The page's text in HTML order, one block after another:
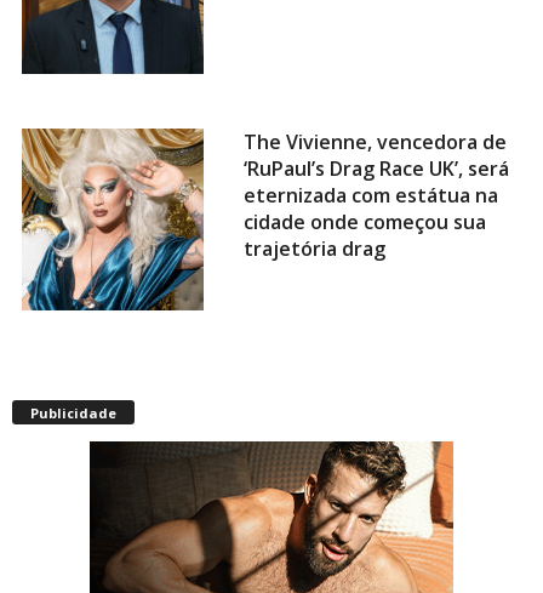
The Vivienne, vencedora de
‘RuPaul’s Drag Race UK’, será
eternizada com estátua na
cidade onde começou sua
trajetória drag
“românticas” em iate
Publicidade